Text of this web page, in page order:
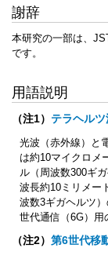
謝辞
本研究の一部は、
です。
用語説明
（注1） テラヘルツ
光波（赤外線）と
は約10マイクロメ
ル（周波数300ギ
波長約10ミリメー
波数3ギガヘルツ
世代通信（6G）用
（注2） 第6世代移